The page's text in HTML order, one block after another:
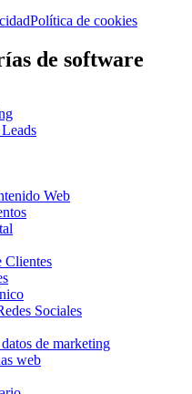
Política de cookies
de software
Web
Clientes
Sociales
de marketing
web